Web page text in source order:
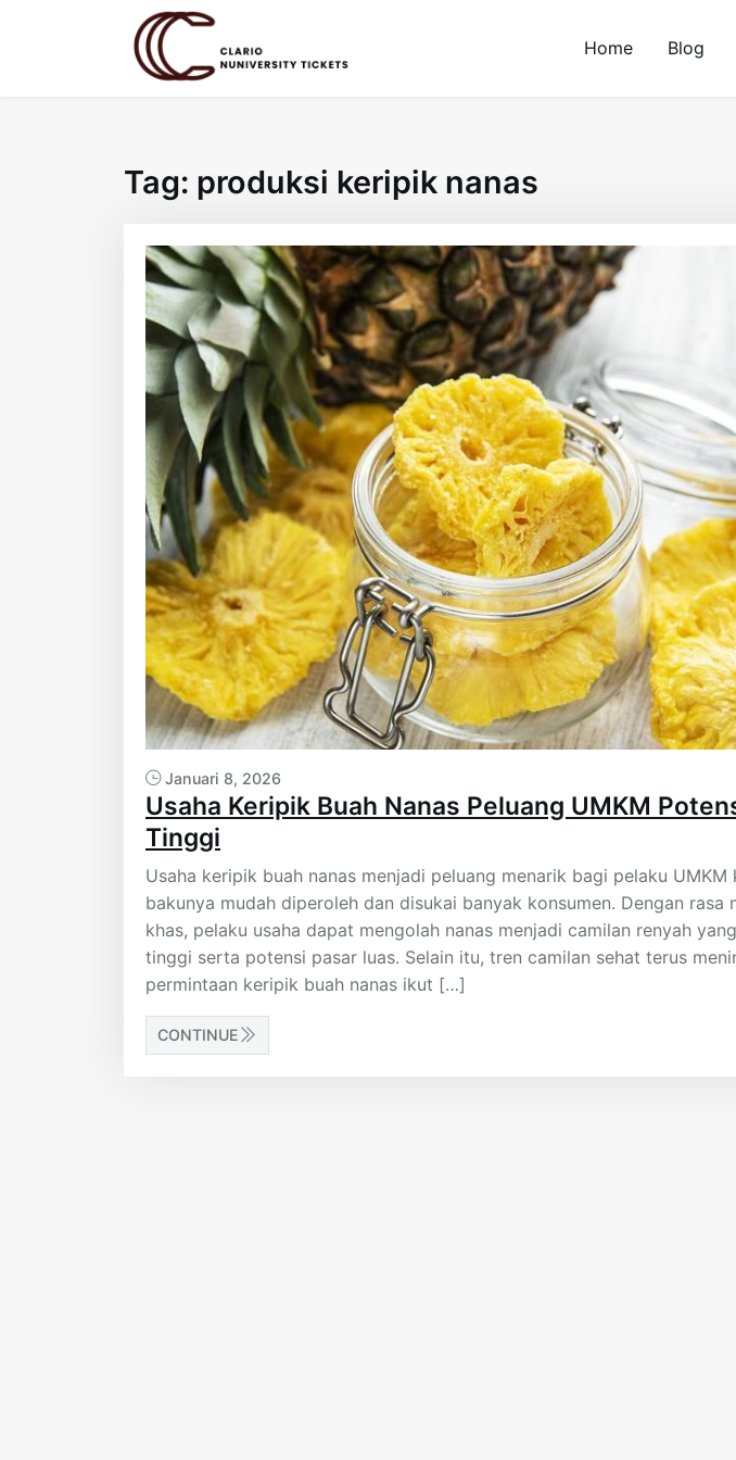
Home Blog
Tag: produksi keripik nanas
Januari 8, 2026
Usaha Keripik Buah Nanas Peluang UMKM
Tinggi
Usaha keripik buah nanas menjadi peluang menarik bagi pelaku UMKM
bakunya mudah diperoleh dan disukai banyak konsumen. Dengan rasa
khas, pelaku usaha dapat mengolah nanas menjadi camilan renyah
tinggi serta potensi pasar luas. Selain itu, tren camilan sehat terus
permintaan keripik buah nanas ikut […]
CONTINUE